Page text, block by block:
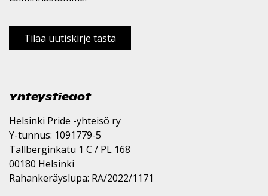
Tilaa uutiskirje tästä
Yhteystiedot
Helsinki Pride -yhteisö ry
Y-tunnus: 1091779-5
Tallberginkatu 1 C / PL 168
00180 Helsinki
Rahankeräyslupa: RA/2022/1171